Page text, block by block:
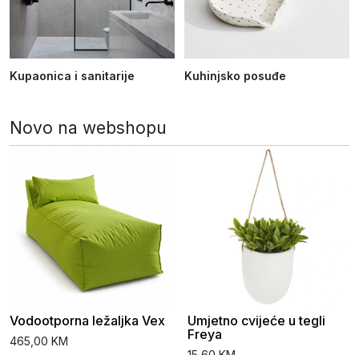
Kupaonica i sanitarije Kuhinjsko posuđe
Novo na webshopu
Vodootporna ležaljka Vex
465,00 KM
Umjetno cvijeće u tegli
Freya